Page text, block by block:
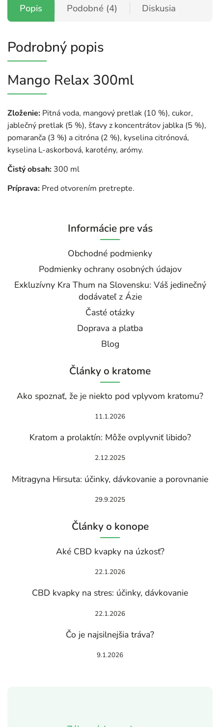
Popis Podobné (4) Diskusia
Podrobný popis
Mango Relax 300ml
Zloženie: Pitná voda, mangový pretlak (10 %), cukor,
jablečný pretlak (5 %), šťavy z koncentrátov jablka (5 %),
pomaranča (3 %) a citróna (2 %), kyselina citrónová,
kyselina L-askorbová, karotény, arómy.
Čistý obsah: 300 ml
Príprava: Pred otvorením pretrepte.
Informácie pre vás
Obchodné podmienky
Podmienky ochrany osobných údajov
Exkluzívny Kra Thum na Slovensku: Váš jedinečný
dodávateľ z Ázie
Časté otázky
Doprava a platba
Blog
Články o kratome
Ako spoznať, že je niekto pod vplyvom kratomu?
11.1.2026
Kratom a prolaktín: Môže ovplyvniť libido?
2.12.2025
Mitragyna Hirsuta: účinky, dávkovanie a porovnanie
29.9.2025
Články o konope
Aké CBD kvapky na úzkosť?
22.1.2026
CBD kvapky na stres: účinky, dávkovanie
22.1.2026
Čo je najsilnejšia tráva?
9.1.2026